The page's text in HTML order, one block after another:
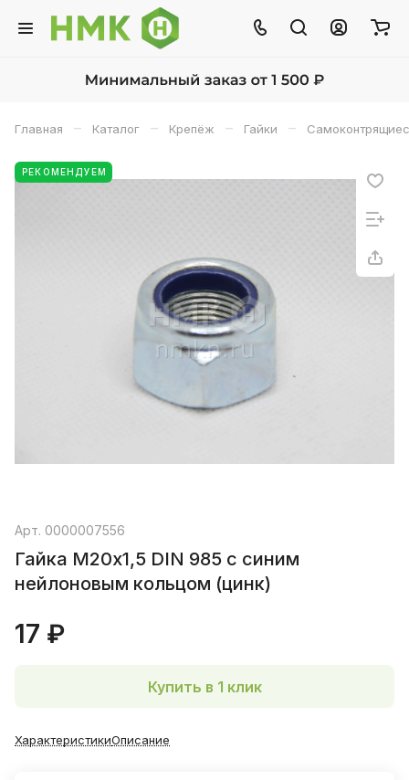
Главная – Каталог – Крепёж – Гайки –
РЕКОМЕНДУЕМ
Арт. 0000007556
Гайка М20х1,5 DIN 985 с синим
нейлоновым кольцом (цинк)
17 ₽
Купить в 1 клик
ХарактеристикиОписание